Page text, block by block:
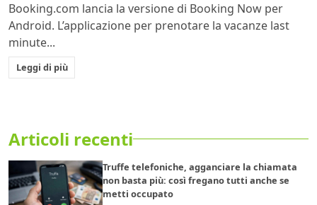
Booking.com lancia la versione di Booking Now per
Android. L’applicazione per prenotare la vacanze last
minute...
Leggi di più
Articoli recenti
Truffe telefoniche, agganciare la chiamata
non basta più: così fregano tutti anche se
metti occupato